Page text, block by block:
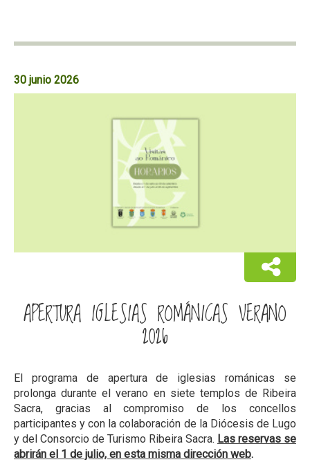
30 junio 2026
APERTURA IGLESIAS ROMÁNICAS VERANO
2026
El programa de apertura de iglesias románicas se
prolonga durante el verano en siete templos de Ribeira
Sacra, gracias al compromiso de los concellos
participantes y con la colaboración de la Diócesis de Lugo
y del Consorcio de Turismo Ribeira Sacra. Las reservas se
abrirán el 1 de julio, en esta misma dirección web.